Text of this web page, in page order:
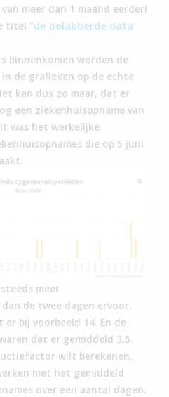
meer dan 1 maand eerder!
titel“de belabberde data
binnenkomen worden de
de grafieken op de echte
kan dus zo maar, dat er
een ziekenhuisopname van
was het werkelijke
die op 5 juni
meer
de twee dagen ervoor.
er bij voorbeeld 14. En de
dat er gemiddeld 3,5.
wilt berekenen,
met het gemiddeld
over een aantal dagen.